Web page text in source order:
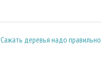
Сажать деревья надо правильно